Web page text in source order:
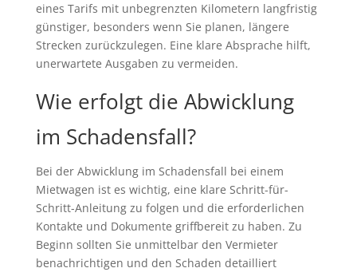
eines Tarifs mit unbegrenzten Kilometern langfristig
günstiger, besonders wenn Sie planen, längere
Strecken zurückzulegen. Eine klare Absprache hilft,
unerwartete Ausgaben zu vermeiden.
Wie erfolgt die Abwicklung
im Schadensfall?
Bei der Abwicklung im Schadensfall bei einem
Mietwagen ist es wichtig, eine klare Schritt-für-
Schritt-Anleitung zu folgen und die erforderlichen
Kontakte und Dokumente griffbereit zu haben. Zu
Beginn sollten Sie unmittelbar den Vermieter
benachrichtigen und den Schaden detailliert